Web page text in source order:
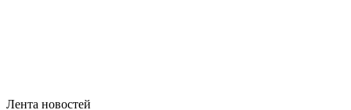
Лента новостей